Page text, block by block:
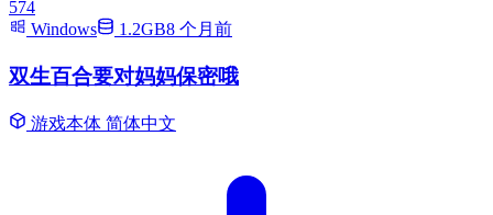
574
Windows
1.2GB8 个月前
双生百合要对妈妈保密哦
游戏本体 简体中文